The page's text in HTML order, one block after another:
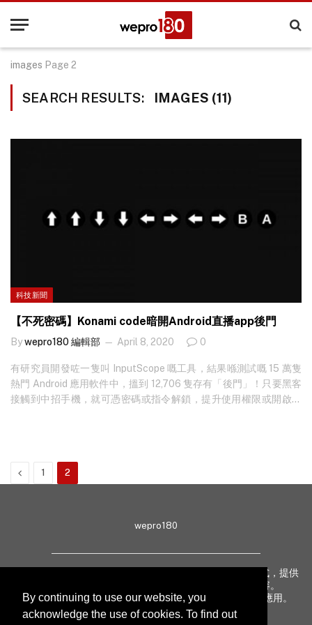
By continuing to use our website, you
acknowledge the use of cookies. To find out
images Page 2
SEARCH RESULTS: IMAGES (11)
科技新聞
【不死密碼】Konami code暗開Android直播app後門
Bywepro180 編輯部 April 8, 2020 0
有研究員開發咗一隻叫 InputScope 嘅工具，結果喺測試嘅 15 萬隻
熱門 Android 應用軟件中，搵到 12,706 隻存有「後門」！只要黑客
接觸到中招手機，就可憑密碼或指令解鎖，提升使用權限或開啟其
可以啟用隱藏功能，甚至提升 app 嘅存取權限，可以繞過 Android
登入防護，解鎖手機。於是佢哋就揀選咗頭 10 萬隻喺 Google…
Previous
1 2
wepro180
wepro180 由 IT 業界專家組成，以生動有趣、深入淺出方式，提供
最新 IT 動態、趨勢、技術、行業熱話、專題報導等內容。
致力提升亞太地區科技知識及網絡安全意識，促進新技術應用。